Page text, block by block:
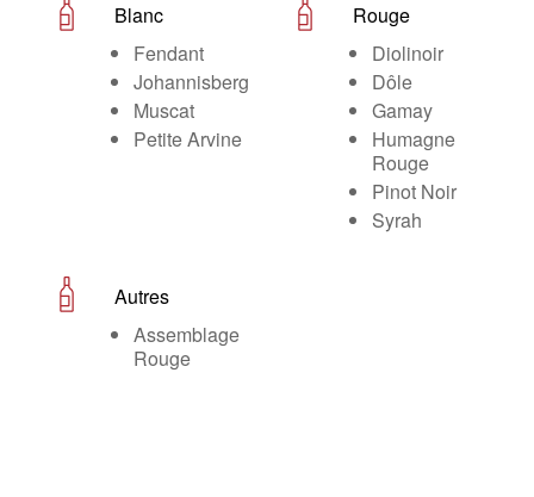
Blanc
Fendant
Johannisberg
Muscat
Petite Arvine
Rouge
Diolinoir
Dôle
Gamay
Humagne
Rouge
Pinot Noir
Syrah
Autres
Assemblage
Rouge